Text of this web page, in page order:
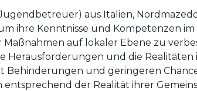
aus Italien,
ihre Kenntnisse und Kompetenzen im
auf lokaler Ebene zu
und die Realitäten
Behinderungen und geringeren
der Realität ihrer